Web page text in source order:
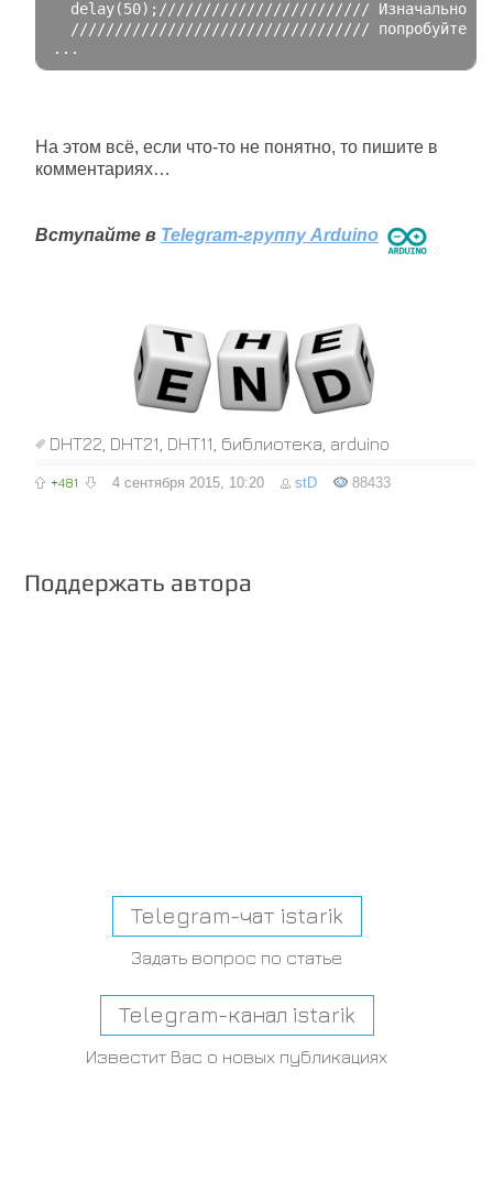
delay(50); //////////////////////// Изначально это
////////////////////////////////// попробуйте
...
На этом всё, если что-то не понятно, то пишите в
комментариях…
Вступайте в Telegram-группу Arduino
DHT22 DHT21 DHT11 библиотека arduino
+481 4 сентября 2015, 10:20 stD 88433
Поддержать автора
Telegram-чат istarik
Задать вопрос по статье
Telegram-канал istarik
Известит Вас о новых публикациях